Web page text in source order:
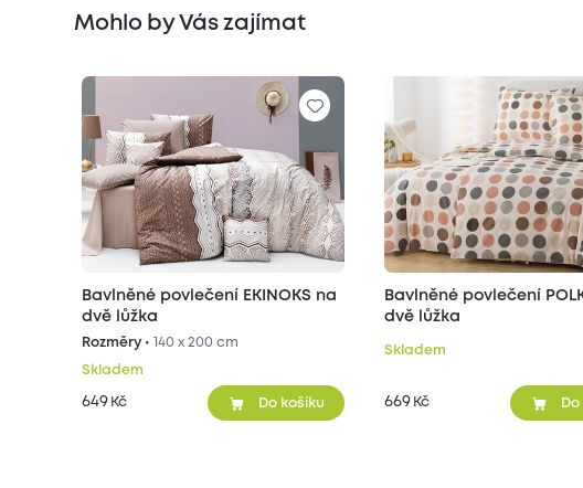
Mohlo by Vás zajímat
Bavlněné povlečení EKINOKS na
dvě lůžka
Rozměry • 140 x 200 cm
Skladem
649 Kč Do košíku
Bavlněné povlečení
dvě lůžka
Skladem
669 Kč